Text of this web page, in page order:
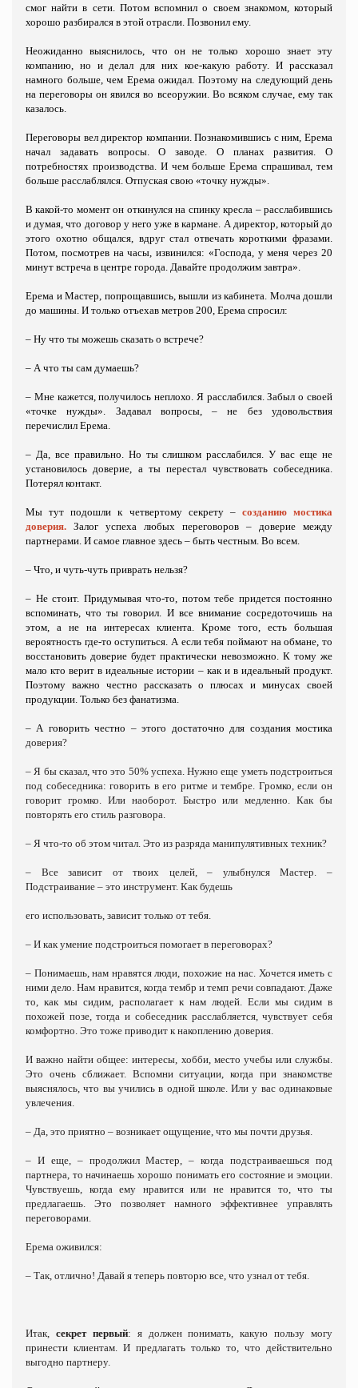
смог найти в сети. Потом вспомнил о своем знакомом, который
хорошо разбирался в этой отрасли. Позвонил ему.
Неожиданно выяснилось, что он не только хорошо знает эту
компанию, но и делал для них кое-какую работу. И рассказал
намного больше, чем Ерема ожидал. Поэтому на следующий день
на переговоры он явился во всеоружии. Во всяком случае, ему так
казалось.
Переговоры вел директор компании. Познакомившись с ним, Ерема
начал задавать вопросы. О заводе. О планах развития. О
потребностях производства. И чем больше Ерема спрашивал, тем
больше расслаблялся. Отпуская свою «точку нужды».
В какой-то момент он откинулся на спинку кресла – расслабившись
и думая, что договор у него уже в кармане. А директор, который до
этого охотно общался, вдруг стал отвечать короткими фразами.
Потом, посмотрев на часы, извинился: «Господа, у меня через 20
минут встреча в центре города. Давайте продолжим завтра».
Ерема и Мастер, попрощавшись, вышли из кабинета. Молча дошли
до машины. И только отъехав метров 200, Ерема спросил:
– Ну что ты можешь сказать о встрече?
– А что ты сам думаешь?
– Мне кажется, получилось неплохо. Я расслабился. Забыл о своей
«точке нужды». Задавал вопросы, – не без удовольствия
перечислил Ерема.
– Да, все правильно. Но ты слишком расслабился. У вас еще не
установилось доверие, а ты перестал чувствовать собеседника.
Потерял контакт.
Мы тут подошли к четвертому секрету – созданию мостика
доверия. Залог успеха любых переговоров – доверие между
партнерами. И самое главное здесь – быть честным. Во всем.
– Что, и чуть-чуть приврать нельзя?
– Не стоит. Придумывая что-то, потом тебе придется постоянно
вспоминать, что ты говорил. И все внимание сосредоточишь на
этом, а не на интересах клиента. Кроме того, есть большая
вероятность где-то оступиться. А если тебя поймают на обмане, то
восстановить доверие будет практически невозможно. К тому же
мало кто верит в идеальные истории – как и в идеальный продукт.
Поэтому важно честно рассказать о плюсах и минусах своей
продукции. Только без фанатизма.
– А говорить честно – этого достаточно для создания мостика
доверия?
– Я бы сказал, что это 50% успеха. Нужно еще уметь подстроиться
под собеседника: говорить в его ритме и тембре. Громко, если он
говорит громко. Или наоборот. Быстро или медленно. Как бы
повторять его стиль разговора.
– Я что-то об этом читал. Это из разряда манипулятивных техник?
– Все зависит от твоих целей, – улыбнулся Мастер. –
Подстраивание – это инструмент. Как будешь
его использовать, зависит только от тебя.
– И как умение подстроиться помогает в переговорах?
– Понимаешь, нам нравятся люди, похожие на нас. Хочется иметь с
ними дело. Нам нравится, когда тембр и темп речи совпадают. Даже
то, как мы сидим, располагает к нам людей. Если мы сидим в
похожей позе, тогда и собеседник расслабляется, чувствует себя
комфортно. Это тоже приводит к накоплению доверия.
И важно найти общее: интересы, хобби, место учебы или службы.
Это очень сближает. Вспомни ситуации, когда при знакомстве
выяснялось, что вы учились в одной школе. Или у вас одинаковые
увлечения.
– Да, это приятно – возникает ощущение, что мы почти друзья.
– И еще, – продолжил Мастер, – когда подстраиваешься под
партнера, то начинаешь хорошо понимать его состояние и эмоции.
Чувствуешь, когда ему нравится или не нравится то, что ты
предлагаешь. Это позволяет намного эффективнее управлять
переговорами.
Ерема оживился:
– Так, отлично! Давай я теперь повторю все, что узнал от тебя.
Итак, секрет первый: я должен понимать, какую пользу могу
принести клиентам. И предлагать только то, что действительно
выгодно партнеру.